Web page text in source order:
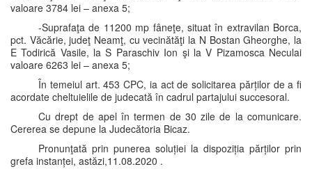
valoare 3784 lei – anexa 5;
-Suprafaţa de 11200 mp fâneţe, situat în extravilan Borca,
pct. Văcărie, judeţ Neamţ, cu vecinătăţi la N Bostan Gheorghe, la
E Todirică Vasile, la S Paraschiv Ion şi la V Pizamosca Neculai
valoare 6263 lei – anexa 5;
În temeiul art. 453 CPC, ia act de solicitarea părților de a fi
acordate cheltuielile de judecată în cadrul partajului succesoral.
Cu drept de apel în termen de 30 zile de la comunicare.
Cererea se depune la Judecătoria Bicaz.
Pronunţată prin punerea soluției la dispoziția părților prin
grefa instanței, astăzi,11.08.2020 .